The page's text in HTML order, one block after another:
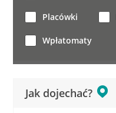
Jak dojechać?
Placówki
Wpłatomaty